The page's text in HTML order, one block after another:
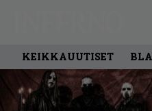
KEIKKAUUTISET